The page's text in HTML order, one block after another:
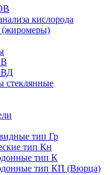
кислорода
(жиромеры)
ВД
стеклянные
тип Гр
тип Кн
тип К
тип КП (Вюрца)